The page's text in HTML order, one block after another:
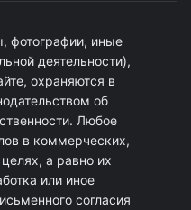
фотографии, иные
деятельности),
охраняются в
об
Любое
в коммерческих,
а равно их
или иное
согласия